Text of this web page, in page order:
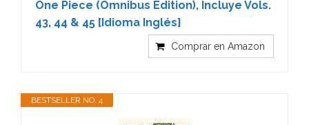
One Piece (Omnibus Edition), Incluye Vols.
43, 44 & 45 [Idioma Inglés]
Comprar en Amazon
BESTSELLER NO. 4